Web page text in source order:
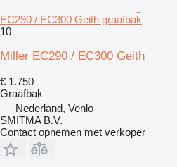
EC290 / EC300 Geith graafbak
10
Miller EC290 / EC300 Geith
€ 1.750
Graafbak
Nederland, Venlo
SMITMA B.V.
Contact opnemen met verkoper